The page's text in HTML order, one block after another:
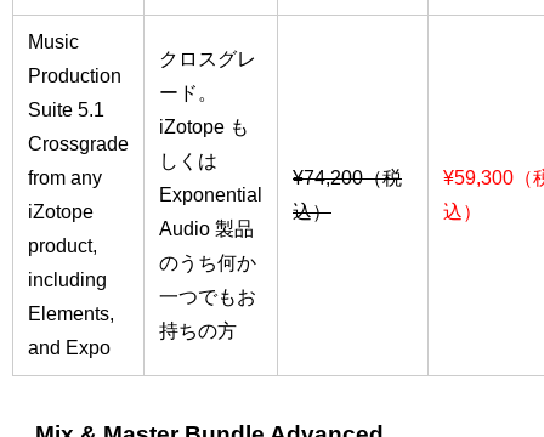
Music
Production
Suite 5.1
Crossgrade
from any
iZotope
product,
including
Elements,
and Expo
クロスグレ
ード。
iZotope も
しくは
Exponential
Audio 製品
のうち何か
一つでもお
持ちの方
¥74,200（税
込）
¥59,300（
込）